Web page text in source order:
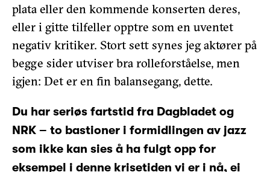
plata eller den kommende konserten deres,
eller i gitte tilfeller opptre som en uventet
negativ kritiker. Stort sett synes jeg aktører på
begge sider utviser bra rolleforståelse, men
igjen: Det er en fin balansegang, dette.
Du har seriøs fartstid fra Dagbladet og
NRK – to bastioner i formidlingen av jazz
som ikke kan sies å ha fulgt opp for
eksempel i denne krisetiden vi er i nå, ei